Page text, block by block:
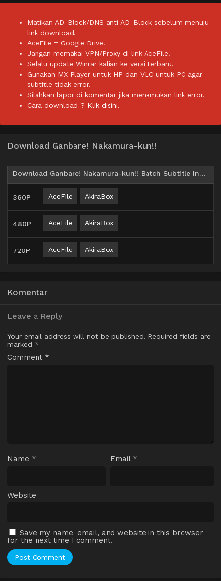
Matikan AD-Block/DNS anti AD-Block sebelum menuju
link download.
AceFile = Google Drive.
Jangan memakai VPN/Proxy di link AceFile.
Selalu update Winrar kalian ke versi terbaru.
Gunakan MX Player untuk HP dan VLC untuk PC agar
subtitle tidak error.
Silahkan lapor di komentar jika menemukan link error.
Cara download ? Klik disini.
Download Ganbare! Nakamura-kun!!
Download Ganbare! Nakamura-kun!! Batch Subtitle Indonesia
360P AceFile AkiraBox
480P AceFile AkiraBox
720P AceFile AkiraBox
Komentar
Leave a Reply
Your email address will not be published. Required fields are
marked *
Comment *
Name * Email *
Website
Save my name, email, and website in this browser
for the next time I comment.